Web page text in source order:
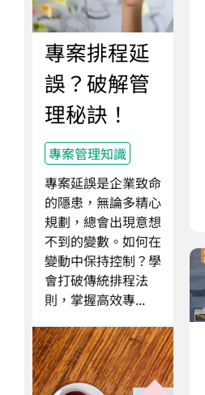
專案排程延
誤？破解管
理秘訣！
專案管理知識
專案延誤是企業致命
的隱患，無論多精心
規劃，總會出現意想
不到的變數。如何在
變動中保持控制？學
會打破傳統排程法
則，掌握高效專...